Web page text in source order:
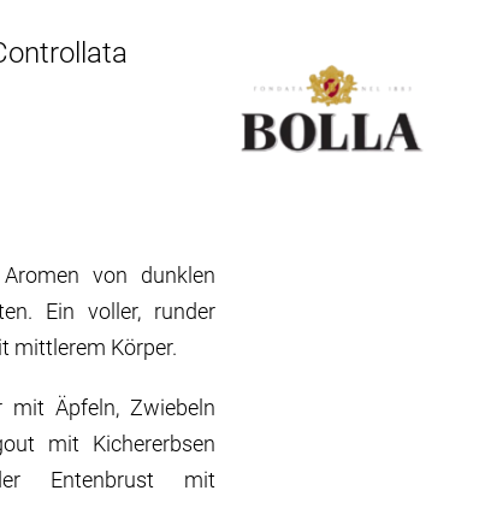
von dunklen
Ein voller, runder
mittlerem Körper.
mit Äpfeln, Zwiebeln
mit Kichererbsen
Entenbrust mit